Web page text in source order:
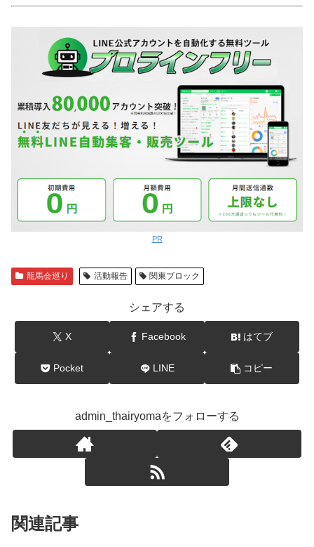
PR
龍馬会巡り 活動報告 関東ブロック
シェアする
X Facebook はてブ
Pocket LINE コピー
admin_thairyomaをフォローする
関連記事